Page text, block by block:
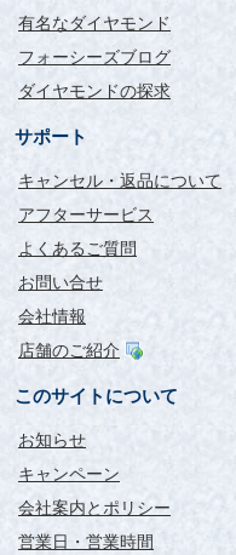
有名なダイヤモンド
フォーシーズブログ
ダイヤモンドの探求
サポート
キャンセル・返品について
アフターサービス
よくあるご質問
お問い合せ
会社情報
店舗のご紹介
このサイトについて
お知らせ
キャンペーン
会社案内とポリシー
営業日・営業時間